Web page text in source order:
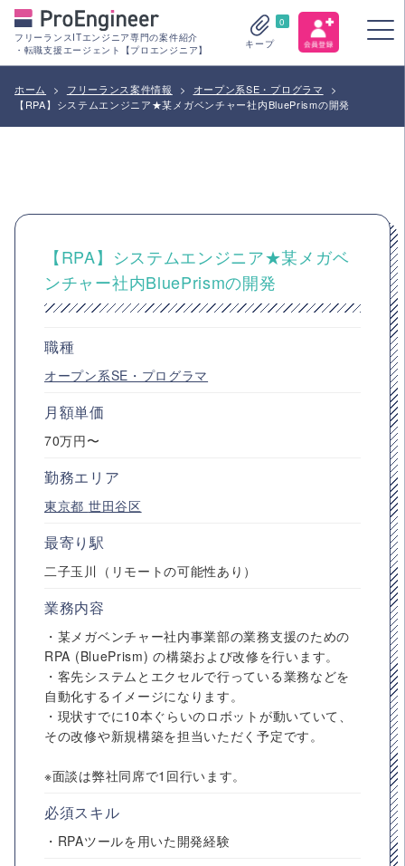
フリーランスITエンジニア専門の案件紹介
・転職支援エージェント【プロエンジニア】
0
キープ
ホーム > フリーランス案件情報 > オープン系SE・プログラマ
>
【RPA】システムエンジニア★某メガベンチャー社内BluePrismの開発
【RPA】システムエンジニア★某メガベ
ンチャー社内BluePrismの開発
職種
オープン系SE・プログラマ
月額単価
70万円〜
勤務エリア
東京都 世田谷区
最寄り駅
二子玉川（リモートの可能性あり）
業務内容
・某メガベンチャー社内事業部の業務支援のための
RPA (BluePrism) の構築および改修を行います。
・客先システムとエクセルで行っている業務などを
自動化するイメージになります。
・現状すでに10本ぐらいのロボットが動いていて、
その改修や新規構築を担当いただく予定です。
※面談は弊社同席で1回行います。
必須スキル
・RPAツールを用いた開発経験